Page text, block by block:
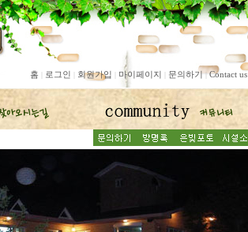
홈 로그인 회원가입 마이페이지 문의하기|Contact us